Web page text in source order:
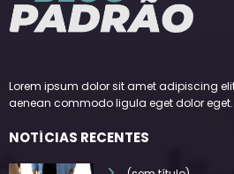
Lorem ipsum dolor sit amet adipiscing elit